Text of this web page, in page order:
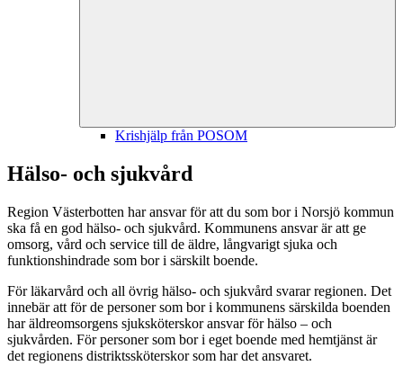
Krishjälp från POSOM
Hälso- och sjukvård
Region Västerbotten har ansvar för att du som bor i Norsjö kommun
ska få en god hälso- och sjukvård. Kommunens ansvar är att ge
omsorg, vård och service till de äldre, långvarigt sjuka och
funktionshindrade som bor i särskilt boende.
För läkarvård och all övrig hälso- och sjukvård svarar regionen. Det
innebär att för de personer som bor i kommunens särskilda boenden
har äldreomsorgens sjuksköterskor ansvar för hälso – och
sjukvården. För personer som bor i eget boende med hemtjänst är
det regionens distriktssköterskor som har det ansvaret.